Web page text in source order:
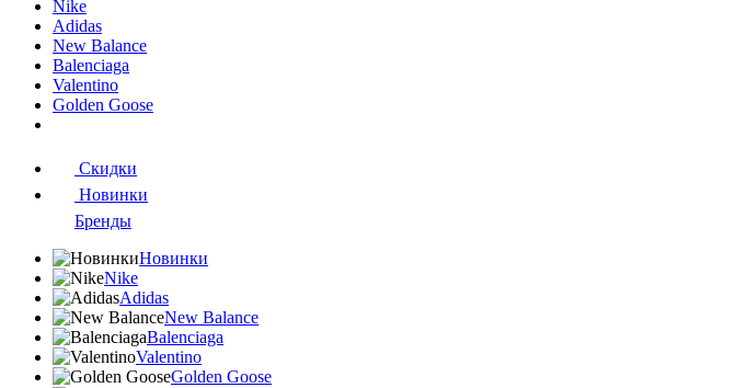
Nike
Adidas
New Balance
Balenciaga
Valentino
Golden Goose
Скидки
Новинки
Бренды
Новинки
Nike
Adidas
New Balance
Balenciaga
Valentino
Golden Goose